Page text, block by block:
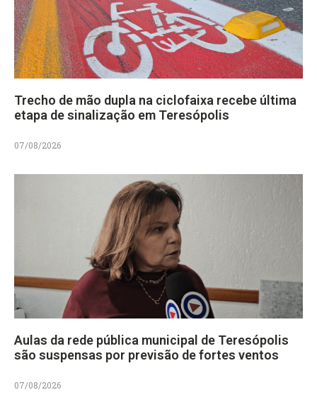
Trecho de mão dupla na ciclofaixa recebe última
etapa de sinalização em Teresópolis
07/08/2026
Aulas da rede pública municipal de Teresópolis
são suspensas por previsão de fortes ventos
07/08/2026